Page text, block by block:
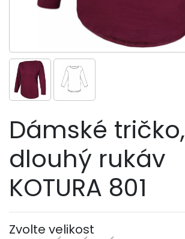
Dámské tričko,
dlouhý rukáv
KOTURA 801
Zvolte velikost